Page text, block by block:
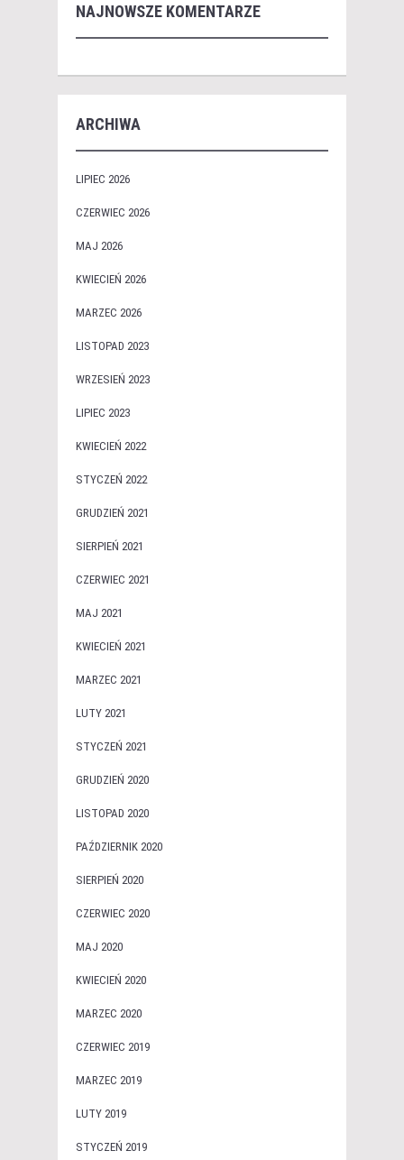
NAJNOWSZE KOMENTARZE
ARCHIWA
LIPIEC 2026
CZERWIEC 2026
MAJ 2026
KWIECIEŃ 2026
MARZEC 2026
LISTOPAD 2023
WRZESIEŃ 2023
LIPIEC 2023
KWIECIEŃ 2022
STYCZEŃ 2022
GRUDZIEŃ 2021
SIERPIEŃ 2021
CZERWIEC 2021
MAJ 2021
KWIECIEŃ 2021
MARZEC 2021
LUTY 2021
STYCZEŃ 2021
GRUDZIEŃ 2020
LISTOPAD 2020
PAŹDZIERNIK 2020
SIERPIEŃ 2020
CZERWIEC 2020
MAJ 2020
KWIECIEŃ 2020
MARZEC 2020
CZERWIEC 2019
MARZEC 2019
LUTY 2019
STYCZEŃ 2019